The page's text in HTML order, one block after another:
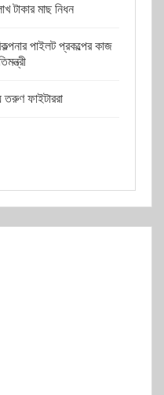
টাকার মাছ নিধন
পাইলট প্রকল্পের কাজ
তরুণ ফাইটাররা